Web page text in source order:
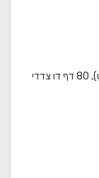
מחברת בגודל A5, כריכה רכה (350 גרם כרומו מט), 80 דף דו צדדי